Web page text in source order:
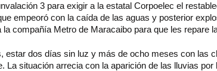
3 para exigir a la estatal Corpoelec el
empeoró con la caída de las aguas y posterior
la compañía Metro de Maracaibo para que les repare
estar dos días sin luz y más de ocho meses con las
La situación arrecia con la aparición de las lluvias